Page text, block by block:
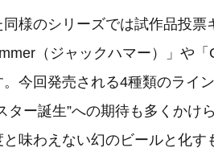
様のシリーズでは試作品投
（ジャックハマー）」や「
今回発売される4種類のライ
ター誕生”への期待も多くかけ
味わえない幻のビールと化す